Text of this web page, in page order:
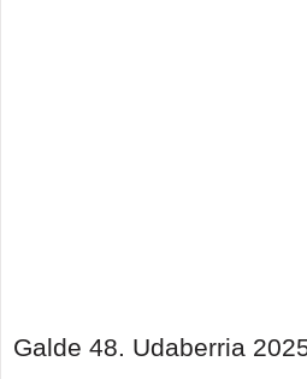
Galde 48. Udaberria